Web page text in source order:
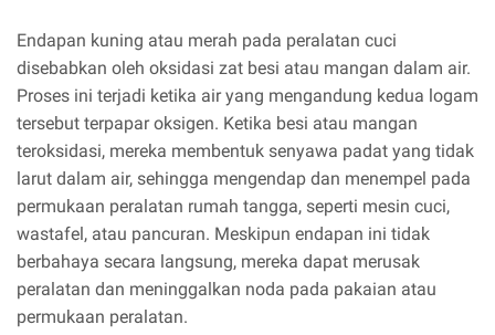
Endapan kuning atau merah pada peralatan cuci
disebabkan oleh oksidasi zat besi atau mangan dalam air.
Proses ini terjadi ketika air yang mengandung kedua logam
tersebut terpapar oksigen. Ketika besi atau mangan
teroksidasi, mereka membentuk senyawa padat yang tidak
larut dalam air, sehingga mengendap dan menempel pada
permukaan peralatan rumah tangga, seperti mesin cuci,
wastafel, atau pancuran. Meskipun endapan ini tidak
berbahaya secara langsung, mereka dapat merusak
peralatan dan meninggalkan noda pada pakaian atau
permukaan peralatan.